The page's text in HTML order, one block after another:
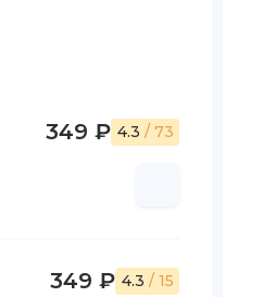
349 ₽ 4.3 / 73
349 ₽ 4.3 / 15